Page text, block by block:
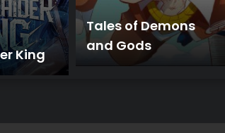
King
Tales of Demons
and Gods